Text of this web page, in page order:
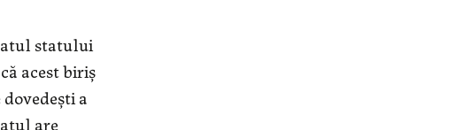
statului
acest biriș
a
are